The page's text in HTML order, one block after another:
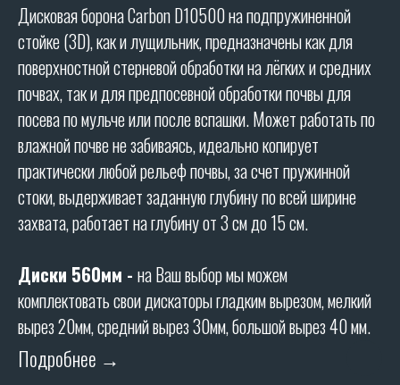
Дисковая борона Carbon D10500 на подпружиненной
стойке (3D), как и лущильник, предназначены как для
поверхностной стерневой обработки на лёгких и средних
почвах, так и для предпосевной обработки почвы для
посева по мульче или после вспашки. Может работать по
влажной почве не забиваясь, идеально копирует
практически любой рельеф почвы, за счет пружинной
стоки, выдерживает заданную глубину по всей ширине
захвата, работает на глубину от 3 см до 15 см.
Диски 560мм - на Ваш выбор мы можем
комплектовать свои дискаторы гладким вырезом, мелкий
вырез 20мм, средний вырез 30мм, большой вырез 40 мм.
Подробнее →
Ширина захвата (м): 10,5
Вес (кг): 10100
ТЕХНИЧЕСКИЕ
ХАРАКТЕРИСТИКИ